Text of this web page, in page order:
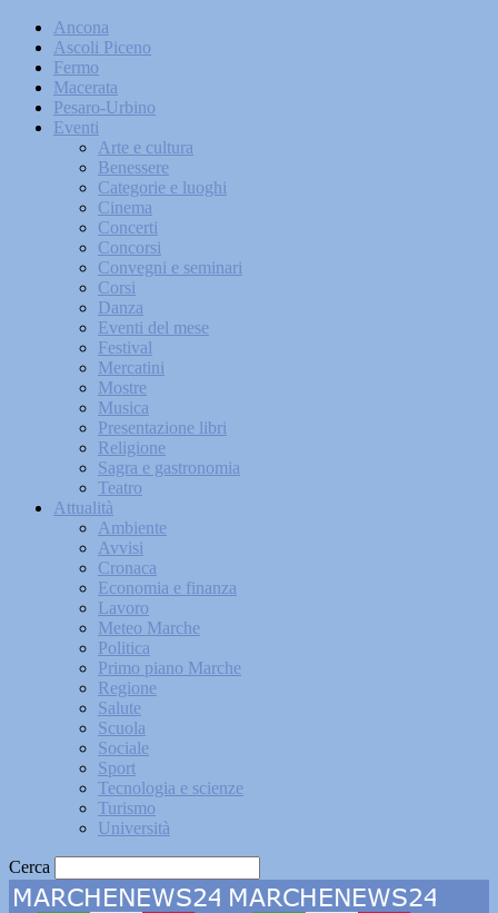
Ancona
Ascoli Piceno
Fermo
Macerata
Pesaro-Urbino
Eventi
Arte e cultura
Benessere
Categorie e luoghi
Cinema
Concerti
Concorsi
Convegni e seminari
Corsi
Danza
Eventi del mese
Festival
Mercatini
Mostre
Musica
Presentazione libri
Religione
Sagra e gastronomia
Teatro
Attualità
Ambiente
Avvisi
Cronaca
Economia e finanza
Lavoro
Meteo Marche
Politica
Primo piano Marche
Regione
Salute
Scuola
Sociale
Sport
Tecnologia e scienze
Turismo
Università
Cerca